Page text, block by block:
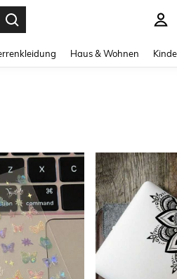
Haus & Wohnen